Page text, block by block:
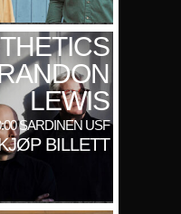
LEWIS
SARDINEN USF
BILLETT